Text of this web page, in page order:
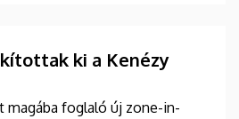
ki a Kenézy
magába foglaló új zone-in-